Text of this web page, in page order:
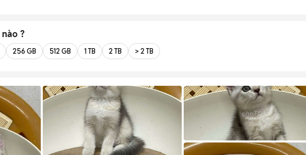
nào ?
256 GB 512 GB 1 TB 2 TB > 2 TB